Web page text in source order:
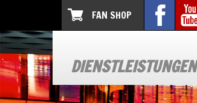
FAN SHOP
DIENSTLEISTUNGEN